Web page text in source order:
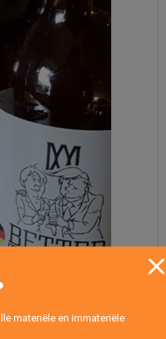
materiële en immateriële